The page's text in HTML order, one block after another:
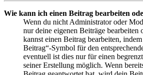
Wie kann ich einen Beitrag bearbeiten
Wenn du nicht Administrator oder
nur deine eigenen Beiträge bearbeiten
kannst einen Beitrag bearbeiten,
Beitrag“-Symbol für den
eventuell ist dies nur für einen
seiner Erstellung möglich. Wenn